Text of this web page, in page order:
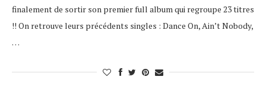
finalement de sortir son premier full album qui regroupe 23 titres
!! On retrouve leurs précédents singles : Dance On, Ain’t Nobody,
…